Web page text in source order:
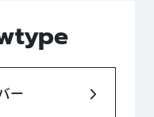
ー